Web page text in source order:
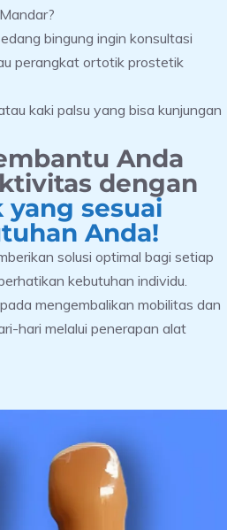
bingung ingin konsultasi
perangkat ortotik prostetik
kaki palsu yang bisa kunjungan
Anda
dengan
sesuai
Anda!
solusi optimal bagi setiap
kebutuhan individu.
mengembalikan mobilitas dan
hari melalui penerapan alat